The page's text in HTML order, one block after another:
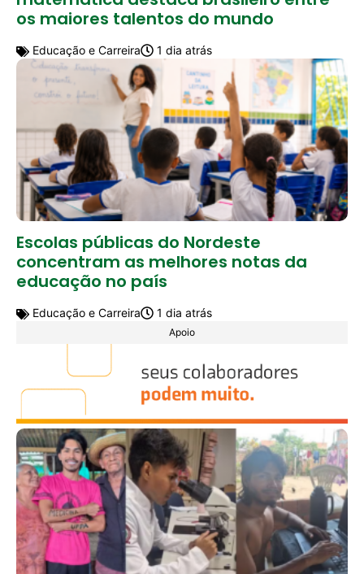
os maiores talentos do mundo
Educação e Carreira 1 dia atrás
Escolas públicas do Nordeste
concentram as melhores notas da
educação no país
Educação e Carreira 1 dia atrás
Apoio